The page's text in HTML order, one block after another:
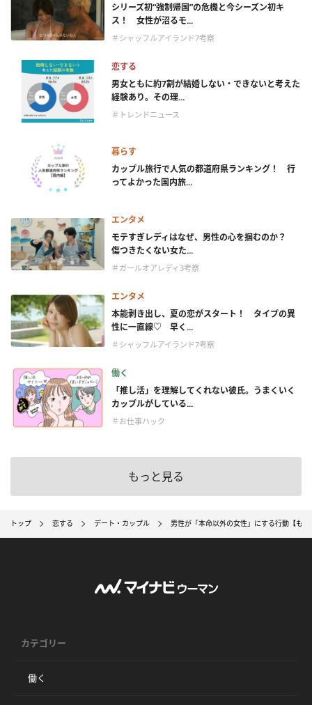
シリーズ初“強制帰国”の危機と今シーズン初キ
ス！ 女性が沼るモ...
＃シャッフルアイランド7考察
恋する
男女ともに約7割が結婚しない・できないと考えた
経験あり。その理...
＃トレンドニュース
暮らす
カップル旅行で人気の都道府県ランキング！ 行
ってよかった国内旅...
エンタメ
モテすぎレディはなぜ、男性の心を掴むのか？
傷つきたくない女た...
＃ガールオアレディ3考察
エンタメ
本能剥き出し、夏の恋がスタート！ タイプの異
性に一直線♡ 早く...
＃シャッフルアイランド7考察
働く
「推し活」を理解してくれない彼氏。うまくいく
カップルがしている...
＃お仕事ハック
もっと見る
トップ 恋する デート・カップル 男性が「本命以外の女性」にする行動【も
カテゴリー
働く